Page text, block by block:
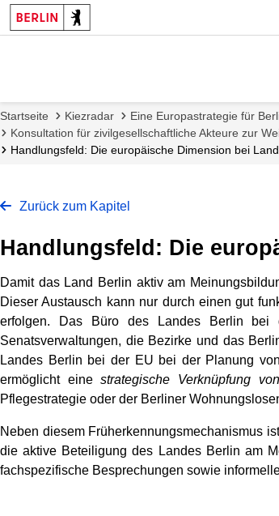
Startseite Kiezradar Eine Europastrategie für
Konsultation für zivilgesellschaftliche Akteure zur
Handlungsfeld: Die europäische Dimension bei
Zurück zum Kapitel
Handlungsfeld: Die
Damit das Land Berlin aktiv am
Dieser Austausch kann nur durch einen gut
erfolgen. Das Büro des Landes Berlin bei
Senatsverwaltungen, die Bezirke und das
Landes Berlin bei der EU bei der Planung
ermöglicht einestrategische Verknüpfung
Pflegestrategie oder der Berliner
Neben diesem Früherkennungsmechanismus
die aktive Beteiligung des Landes Berlin am
fachspezifische Besprechungen sowie